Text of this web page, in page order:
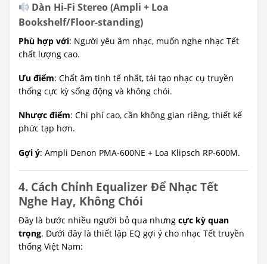
Dàn Hi-Fi Stereo (Ampli + Loa
Bookshelf/Floor-standing)
Phù hợp với: Người yêu âm nhạc, muốn nghe nhạc Tết
chất lượng cao.
Ưu điểm: Chất âm tinh tế nhất, tái tạo nhạc cụ truyền
thống cực kỳ sống động và không chói.
Nhược điểm: Chi phí cao, cần không gian riêng, thiết kế
phức tạp hơn.
Gợi ý: Ampli Denon PMA-600NE + Loa Klipsch RP-600M.
4. Cách Chỉnh Equalizer Để Nhạc Tết
Nghe Hay, Không Chói
Đây là bước nhiều người bỏ qua nhưng cực kỳ quan
trọng. Dưới đây là thiết lập EQ gợi ý cho nhạc Tết truyền
thống Việt Nam: